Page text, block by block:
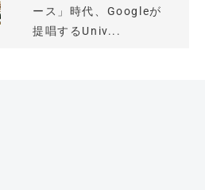
ース」時代、Googleが
提唱するUniv...